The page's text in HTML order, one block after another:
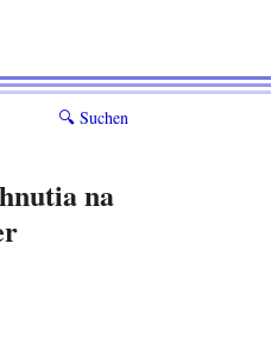
🔍︎ Suchen
na